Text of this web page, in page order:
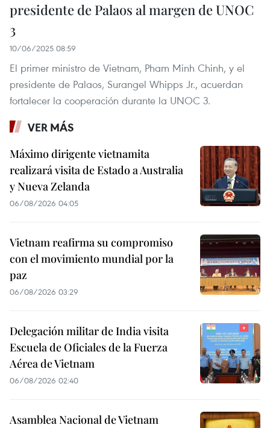
presidente de Palaos al margen de UNOC
3
10/06/2025 08:59
El primer ministro de Vietnam, Pham Minh Chinh, y el
presidente de Palaos, Surangel Whipps Jr., acuerdan
fortalecer la cooperación durante la UNOC 3.
VER MÁS
Máximo dirigente vietnamita
realizará visita de Estado a Australia
y Nueva Zelanda
06/08/2026 04:05
Vietnam reafirma su compromiso
con el movimiento mundial por la
paz
06/08/2026 03:29
Delegación militar de India visita
Escuela de Oficiales de la Fuerza
Aérea de Vietnam
06/08/2026 02:40
Asamblea Nacional de Vietnam